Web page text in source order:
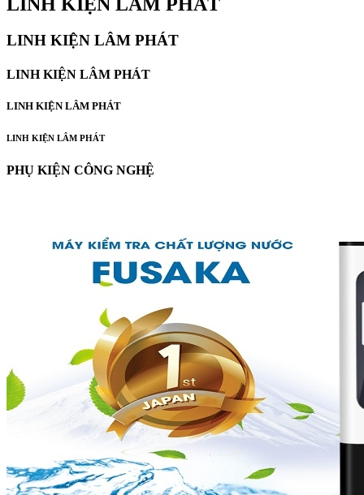
LINH KIỆN LÂM PHÁT
LINH KIỆN LÂM PHÁT
LINH KIỆN LÂM PHÁT
LINH KIỆN LÂM PHÁT
LINH KIỆN LÂM PHÁT
PHỤ KIỆN CÔNG NGHỆ